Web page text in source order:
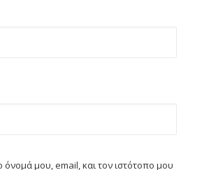
μου, email, και τον ιστότοπο μου